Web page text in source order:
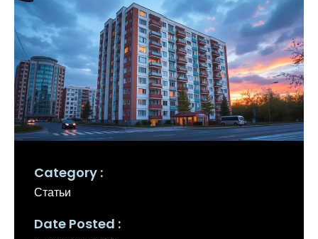
Category
Статьи
Date Posted